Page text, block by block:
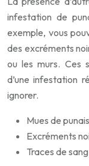
infestation de
exemple, vous
des excréments
ou les murs. Ces
d’une infestation
ignorer.
Mues de
Excréments
Traces de